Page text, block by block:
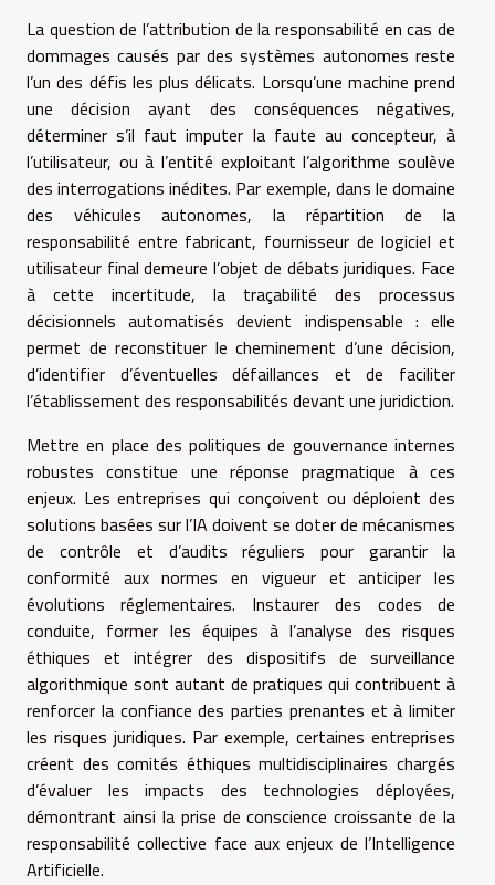
La question de l’attribution de la responsabilité en cas de
dommages causés par des systèmes autonomes reste
l’un des défis les plus délicats. Lorsqu’une machine prend
une décision ayant des conséquences négatives,
déterminer s’il faut imputer la faute au concepteur, à
l’utilisateur, ou à l’entité exploitant l’algorithme soulève
des interrogations inédites. Par exemple, dans le domaine
des véhicules autonomes, la répartition de la
responsabilité entre fabricant, fournisseur de logiciel et
utilisateur final demeure l’objet de débats juridiques. Face
à cette incertitude, la traçabilité des processus
décisionnels automatisés devient indispensable : elle
permet de reconstituer le cheminement d’une décision,
d’identifier d’éventuelles défaillances et de faciliter
l’établissement des responsabilités devant une juridiction.
Mettre en place des politiques de gouvernance internes
robustes constitue une réponse pragmatique à ces
enjeux. Les entreprises qui conçoivent ou déploient des
solutions basées sur l’IA doivent se doter de mécanismes
de contrôle et d’audits réguliers pour garantir la
conformité aux normes en vigueur et anticiper les
évolutions réglementaires. Instaurer des codes de
conduite, former les équipes à l’analyse des risques
éthiques et intégrer des dispositifs de surveillance
algorithmique sont autant de pratiques qui contribuent à
renforcer la confiance des parties prenantes et à limiter
les risques juridiques. Par exemple, certaines entreprises
créent des comités éthiques multidisciplinaires chargés
d’évaluer les impacts des technologies déployées,
démontrant ainsi la prise de conscience croissante de la
responsabilité collective face aux enjeux de l’Intelligence
Artificielle.